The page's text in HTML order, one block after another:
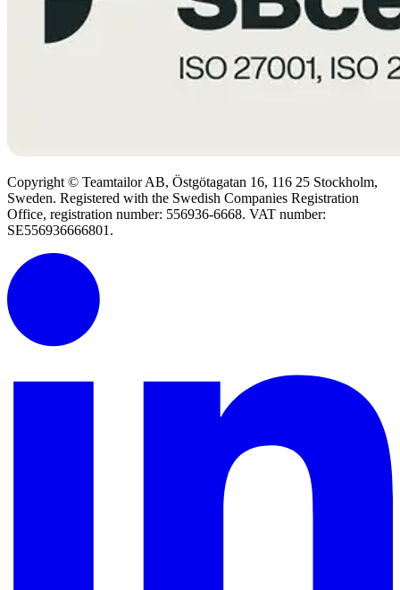
Copyright © Teamtailor AB, Östgötagatan 16, 116 25 Stockholm,
Sweden. Registered with the Swedish Companies Registration
Office, registration number: 556936-6668. VAT number:
SE556936666801.